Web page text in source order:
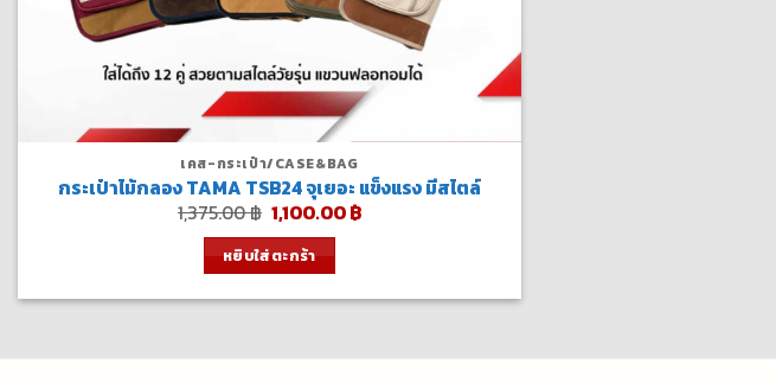
เคส-กระเป๋า/CASE&BAG
กระเป๋าไม้กลอง TAMA TSB24 จุเยอะ แข็งแรง มีสไตล์
1,375.00฿ Original
price
was:
1,375.00 ฿.
1,100.00฿Current
หยิบใส่ตะกร้า